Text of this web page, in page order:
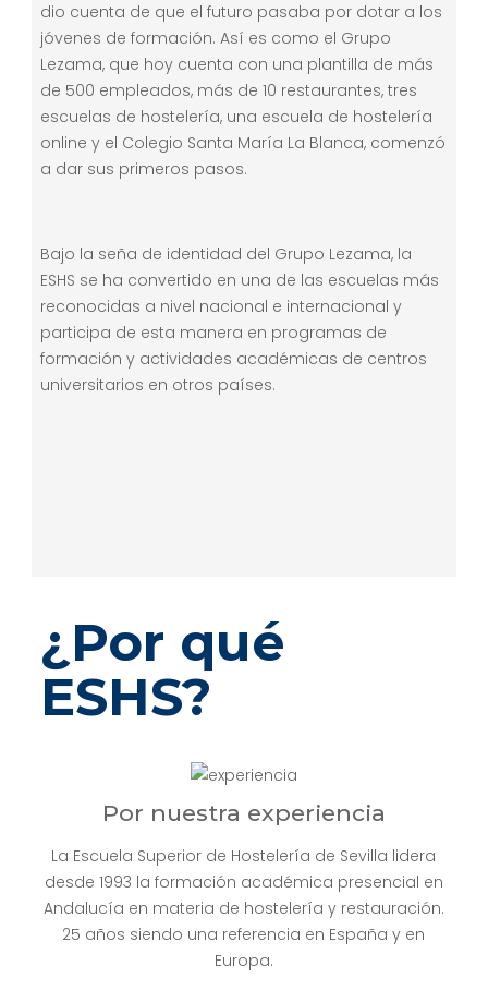
dio cuenta de que el futuro pasaba por dotar a los
jóvenes de formación. Así es como el Grupo
Lezama, que hoy cuenta con una plantilla de más
de 500 empleados, más de 10 restaurantes, tres
escuelas de hostelería, una escuela de hostelería
online y el Colegio Santa María La Blanca, comenzó
a dar sus primeros pasos.
Bajo la seña de identidad del Grupo Lezama, la
ESHS se ha convertido en una de las escuelas más
reconocidas a nivel nacional e internacional y
participa de esta manera en programas de
formación y actividades académicas de centros
universitarios en otros países.
¿Por qué
ESHS?
Por nuestra experiencia
La Escuela Superior de Hostelería de Sevilla lidera
desde 1993 la formación académica presencial en
Andalucía en materia de hostelería y restauración.
25 años siendo una referencia en España y en
Europa.